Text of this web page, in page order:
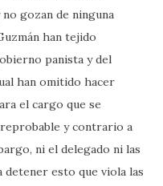
gozan de ninguna
han tejido
panista y del
han omitido hacer
el cargo que se
y contrario a
ni el delegado ni las
detener esto que viola las